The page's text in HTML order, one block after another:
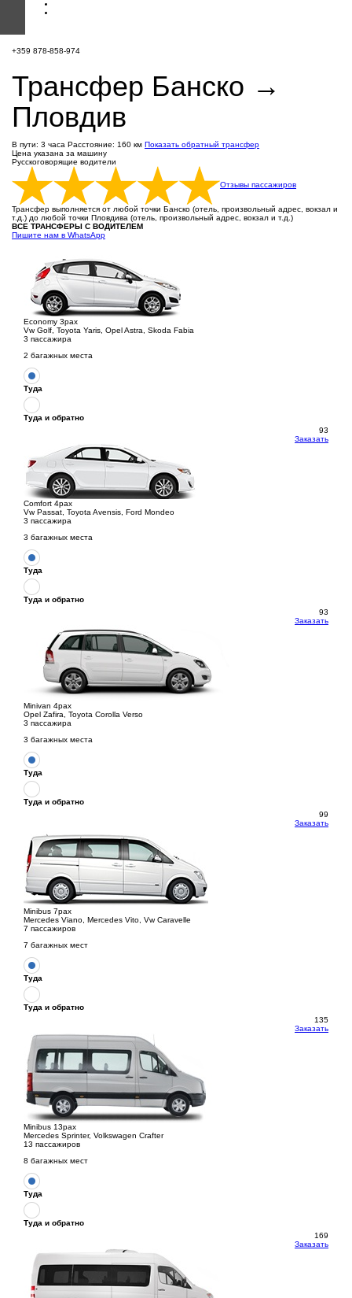
+359 878-858-974
Трансфер Банско →
Пловдив
В пути: 3 часа Расстояние: 160 км Показать обратный трансфер
Цена указана за машину
Русскоговорящие водители
Отзывы пассажиров
Трансфер выполняется от любой точки Банско (отель, произвольный адрес, вокзал и
т.д.) до любой точки Пловдива (отель, произвольный адрес, вокзал и т.д.)
ВСЕ ТРАНСФЕРЫ С ВОДИТЕЛЕМ
Пишите нам в WhatsApp
Economy 3pax
Vw Golf, Toyota Yaris, Opel Astra, Skoda Fabia
3 пассажира
2 багажных места
Туда
Туда и обратно
93
Заказать
Comfort 4pax
Vw Passat, Toyota Avensis, Ford Mondeo
3 пассажира
3 багажных места
Туда
Туда и обратно
93
Заказать
Minivan 4pax
Opel Zafira, Toyota Corolla Verso
3 пассажира
3 багажных места
Туда
Туда и обратно
99
Заказать
Minibus 7pax
Mercedes Viano, Mercedes Vito, Vw Caravelle
7 пассажиров
7 багажных мест
Туда
Туда и обратно
135
Заказать
Minibus 13pax
Mercedes Sprinter, Volkswagen Crafter
13 пассажиров
8 багажных мест
Туда
Туда и обратно
169
Заказать